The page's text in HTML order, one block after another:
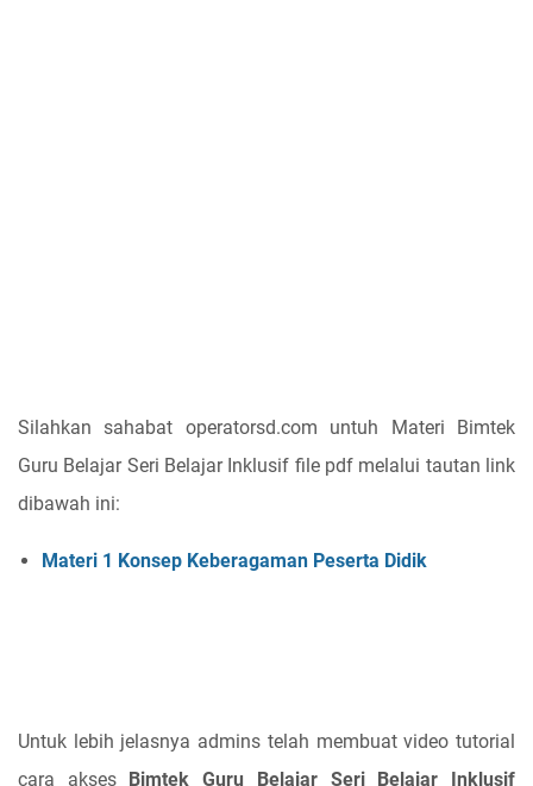
Silahkan sahabat operatorsd.com untuh Materi Bimtek
Guru Belajar Seri Belajar Inklusif file pdf melalui tautan link
dibawah ini:
Materi 1 Konsep Keberagaman Peserta Didik
Untuk lebih jelasnya admins telah membuat video tutorial
cara akses
Bimtek Guru Belajar Seri Belajar Inklusif